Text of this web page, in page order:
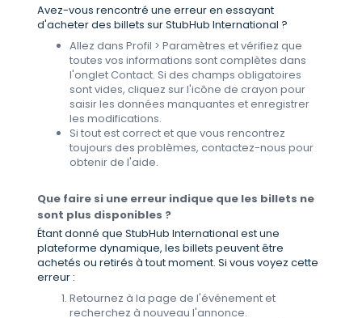
Avez-vous rencontré une erreur en essayant
d'acheter des billets sur StubHub International ?
Allez dans Profil > Paramètres et vérifiez que
toutes vos informations sont complètes dans
l'onglet Contact. Si des champs obligatoires
sont vides, cliquez sur l'icône de crayon pour
saisir les données manquantes et enregistrer
les modifications.
Si tout est correct et que vous rencontrez
toujours des problèmes, contactez-nous pour
obtenir de l'aide.
Que faire si une erreur indique que les billets ne
sont plus disponibles ?
Étant donné que StubHub International est une
plateforme dynamique, les billets peuvent être
achetés ou retirés à tout moment. Si vous voyez cette
erreur :
Retournez à la page de l'événement et
recherchez à nouveau l'annonce.